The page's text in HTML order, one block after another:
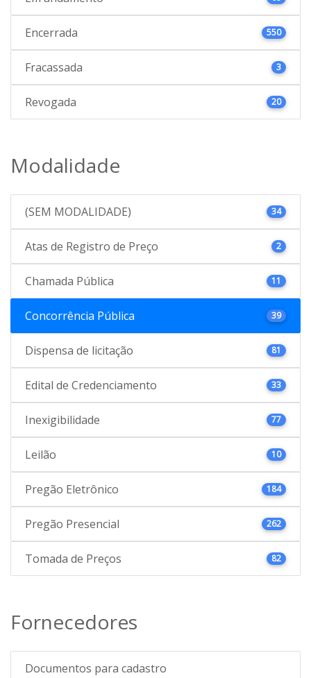
Encerrada 550
Fracassada 3
Revogada 20
Modalidade
(SEM MODALIDADE) 34
Atas de Registro de Preço 2
Chamada Pública 11
Concorrência Pública 39
Dispensa de licitação 81
Edital de Credenciamento 33
Inexigibilidade 77
Leilão 10
Pregão Eletrônico 184
Pregão Presencial 262
Tomada de Preços 82
Fornecedores
Documentos para cadastro